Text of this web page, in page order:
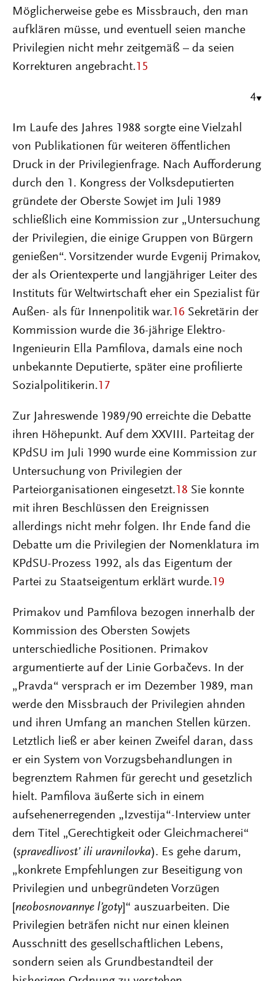
Möglicherweise gebe es Missbrauch, den man
aufklären müsse, und eventuell seien manche
Privilegien nicht mehr zeitgemäß – da seien
Korrekturen angebracht. 15
4
Im Laufe des Jahres 1988 sorgte eine Vielzahl
von Publikationen für weiteren öffentlichen
Druck in der Privilegienfrage. Nach Aufforderung
durch den 1. Kongress der Volksdeputierten
gründete der Oberste Sowjet im Juli 1989
schließlich eine Kommission zur „Untersuchung
der Privilegien, die einige Gruppen von Bürgern
genießen“. Vorsitzender wurde Evgenij Primakov,
der als Orientexperte und langjähriger Leiter des
Instituts für Weltwirtschaft eher ein Spezialist für
Außen- als für Innenpolitik war. 16 Sekretärin der
Kommission wurde die 36-jährige Elektro-
Ingenieurin Ella Pamfilova, damals eine noch
unbekannte Deputierte, später eine profilierte
Sozialpolitikerin. 17
Zur Jahreswende 1989/90 erreichte die Debatte
ihren Höhepunkt. Auf dem XXVIII. Parteitag der
KPdSU im Juli 1990 wurde eine Kommission zur
Untersuchung von Privilegien der
Parteiorganisationen eingesetzt. 18 Sie konnte
mit ihren Beschlüssen den Ereignissen
allerdings nicht mehr folgen. Ihr Ende fand die
Debatte um die Privilegien der Nomenklatura im
KPdSU-Prozess 1992, als das Eigentum der
Partei zu Staatseigentum erklärt wurde. 19
Primakov und Pamfilova bezogen innerhalb der
Kommission des Obersten Sowjets
unterschiedliche Positionen. Primakov
argumentierte auf der Linie Gorbačevs. In der
„Pravda“ versprach er im Dezember 1989, man
werde den Missbrauch der Privilegien ahnden
und ihren Umfang an manchen Stellen kürzen.
Letztlich ließ er aber keinen Zweifel daran, dass
er ein System von Vorzugsbehandlungen in
begrenztem Rahmen für gerecht und gesetzlich
hielt. Pamfilova äußerte sich in einem
aufsehenerregenden „Izvestija“-Interview unter
dem Titel „Gerechtigkeit oder Gleichmacherei“
(spravedlivost’ ili uravnilovka). Es gehe darum,
„konkrete Empfehlungen zur Beseitigung von
Privilegien und unbegründeten Vorzügen
neobosnovannye l’goty ]“ auszuarbeiten. Die
Privilegien beträfen nicht nur einen kleinen
Ausschnitt des gesellschaftlichen Lebens,
sondern seien als Grundbestandteil der